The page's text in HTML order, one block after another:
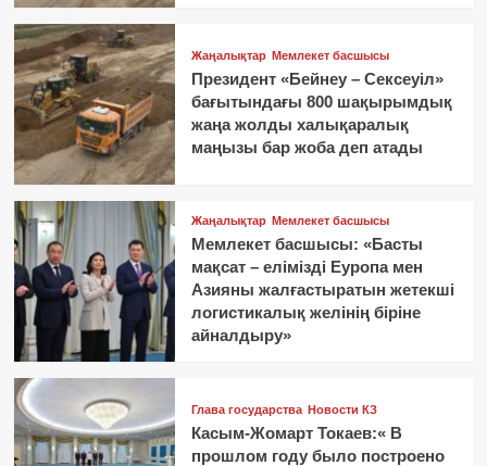
Жаңалықтар Мемлекет басшысы
Президент «Бейнеу – Сексеуіл»
бағытындағы 800 шақырымдық
жаңа жолды халықаралық
маңызы бар жоба деп атады
Жаңалықтар Мемлекет басшысы
Мемлекет басшысы: «Басты
мақсат – елімізді Еуропа мен
Азияны жалғастыратын жетекші
логистикалық желінің біріне
айналдыру»
Глава государства Новости КЗ
Касым-Жомарт Токаев:« В
прошлом году было построено